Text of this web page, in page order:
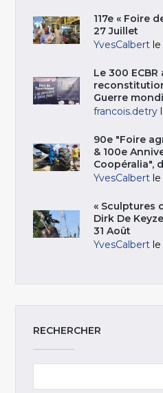
117e « Foire
27 Juillet
YvesCalbert
Le 300
Guerre
francois.detry
90e "Foire
& 100e
Coopéralia",
YvesCalbert
« Sculptures
Dirk De
31 Août
YvesCalbert
RECHERCHER